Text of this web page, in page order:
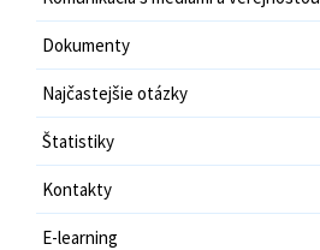
Dokumenty
Najčastejšie otázky
Štatistiky
Kontakty
E-learning